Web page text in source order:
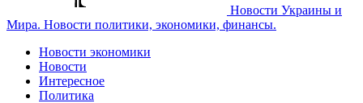
Новости Украины и
Мира. Новости политики, экономики, финансы.
Новости экономики
Новости
Интересное
Политика